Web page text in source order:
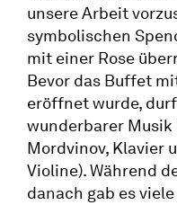
unsere Arbeit
symbo­li­schen
mit einer Rose
Bevor das Buffet
eröffnet wurde,
wunder­barer
Mordvinov, Klavier
Violine). Während
danach gab es